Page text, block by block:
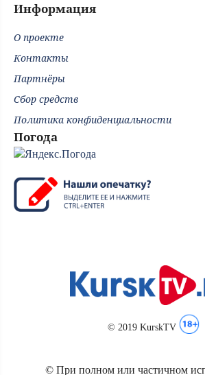
Информация
О проекте
Контакты
Партнёры
Сбор средств
Политика конфиденциальности
Погода
© 2019 KurskTV
© При полном или частичном